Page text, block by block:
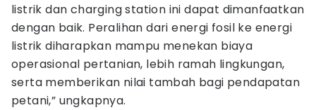
listrik dan charging station ini dapat dimanfaatkan
dengan baik. Peralihan dari energi fosil ke energi
listrik diharapkan mampu menekan biaya
operasional pertanian, lebih ramah lingkungan,
serta memberikan nilai tambah bagi pendapatan
petani,” ungkapnya.